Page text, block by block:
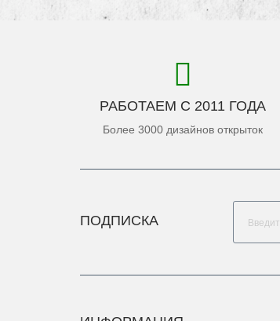
РАБОТАЕМ С 2011 ГОДА
Более 3000 дизайнов открыток
ПОДПИСКА